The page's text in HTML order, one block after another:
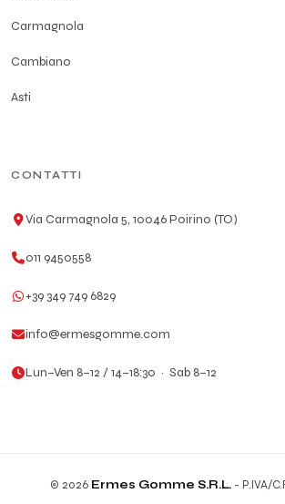
Carmagnola
Cambiano
Asti
CONTATTI
Via Carmagnola 5, 10046 Poirino (TO)
011 9450558
+39 349 749 6829
info@ermesgomme.com
Lun–Ven 8–12 / 14–18:30 · Sab 8–12
© 2026 Ermes Gomme S.R.L. - P.IVA/